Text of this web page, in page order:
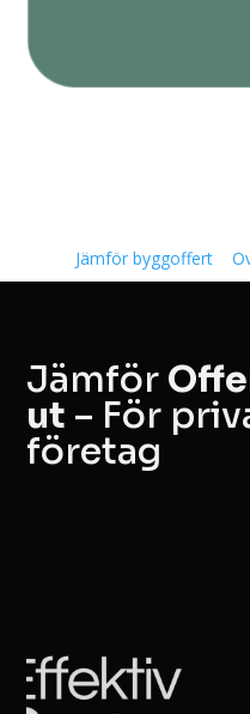
Jämför byggoffert
Jämför
ut – För
företag